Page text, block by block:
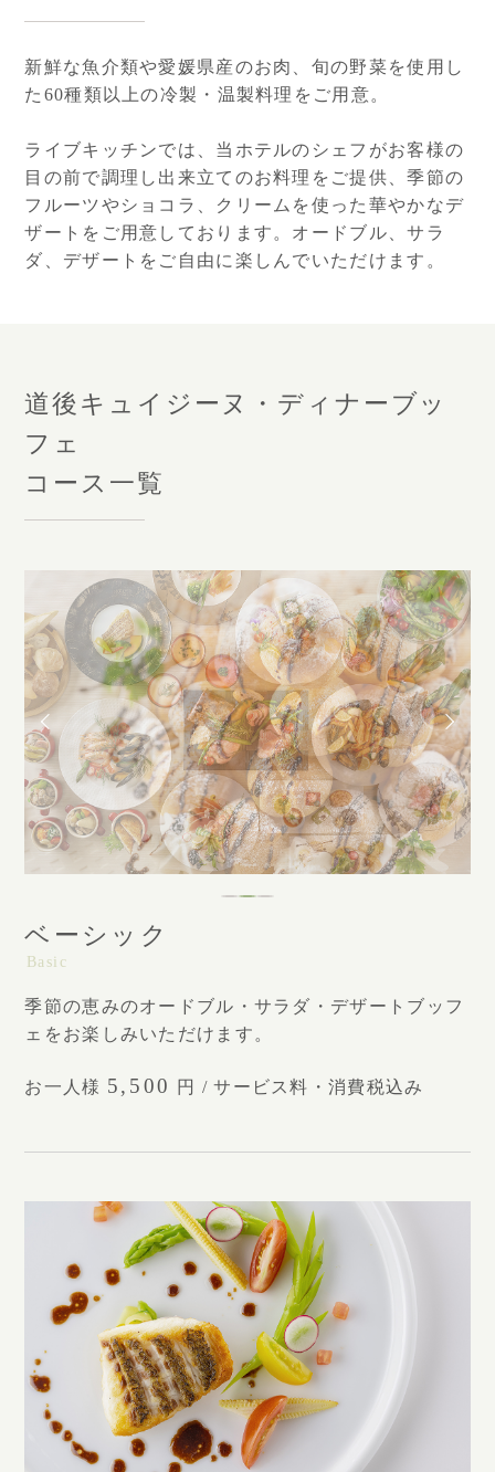
新鮮な魚介類や愛媛県産のお肉、旬の野菜を使用し
た60種類以上の冷製・温製料理をご用意。
ライブキッチンでは、当ホテルのシェフがお客様の
目の前で調理し出来立てのお料理をご提供、季節の
フルーツやショコラ、クリームを使った華やかなデ
ザートをご用意しております。オードブル、サラ
ダ、デザートをご自由に楽しんでいただけます。
道後キュイジーヌ・ディナーブッ
フェ
コース一覧
ベーシック
Basic
季節の恵みのオードブル・サラダ・デザートブッフ
ェを お楽しみいただけます。
お一人様 5,500 円 / サービス料・消費税込み